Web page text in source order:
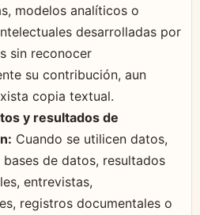
modelos analíticos o
desarrolladas por
sin reconocer
su contribución, aun
copia textual.
y resultados de
Cuando se utilicen datos,
de datos, resultados
entrevistas,
registros documentales o